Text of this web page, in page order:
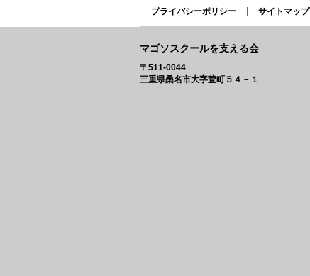
プライバシーポリシー サイトマップ
マゴソスクールを支える会
〒511-0044
三重県桑名市大字萱町５４－１